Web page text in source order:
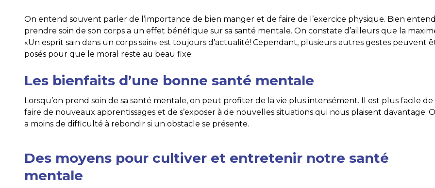
On entend souvent parler de l’importance de bien manger et de faire de l’exercice physique. Bien
prendre soin de son corps a un effet bénéfique sur sa santé mentale. On constate d’ailleurs que la
«Un esprit sain dans un corps sain» est toujours d’actualité! Cependant, plusieurs autres gestes peuvent
posés pour que le moral reste au beau fixe.
Les bienfaits d’une bonne santé mentale
Lorsqu’on prend soin de sa santé mentale, on peut profiter de la vie plus intensément. Il est plus facile de
faire de nouveaux apprentissages et de s’exposer à de nouvelles situations qui nous plaisent davantage.
a moins de difficulté à rebondir si un obstacle se présente.
Des moyens pour cultiver et entretenir notre santé
mentale